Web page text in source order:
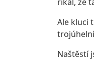
Ale kluci
Naštěstí